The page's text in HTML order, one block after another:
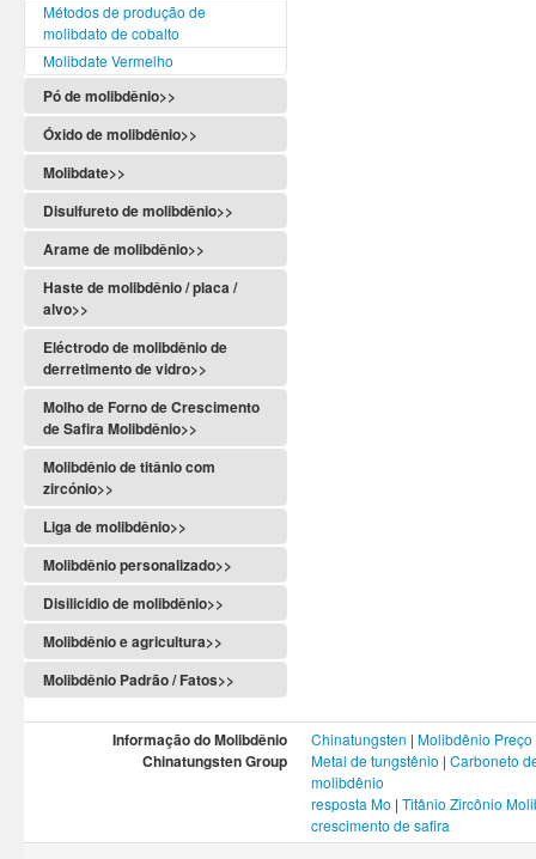
Métodos de produção de
molibdato de cobalto
Molibdate Vermelho
Pó de molibdênio>>
Óxido de molibdênio>>
Molibdate>>
Disulfureto de molibdênio>>
Arame de molibdênio>>
Haste de molibdênio / placa /
alvo>>
Eléctrodo de molibdênio de
derretimento de vidro>>
Molho de Forno de Crescimento
de Safira Molibdênio>>
Molibdênio de titânio com
zircónio>>
Liga de molibdênio>>
Molibdênio personalizado>>
Disilicidio de molibdênio>>
Molibdênio e agricultura>>
Molibdênio Padrão / Fatos>>
Informação do Molibdênio Chinatungsten | Molibdênio Preço
Chinatungsten Group Metal de tungstênio | Carboneto
molibdênio
resposta Mo | Titânio Zircônio
crescimento de safira